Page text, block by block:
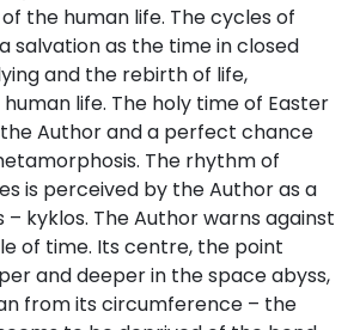
the human life. The cycles of
salvation as the time in closed
and the rebirth of life,
life. The holy time of Easter
Author and a perfect chance
The rhythm of
is perceived by the Author as a
kyklos. The Author warns against
of time. Its centre, the point
and deeper in the space abyss,
from its circumference – the